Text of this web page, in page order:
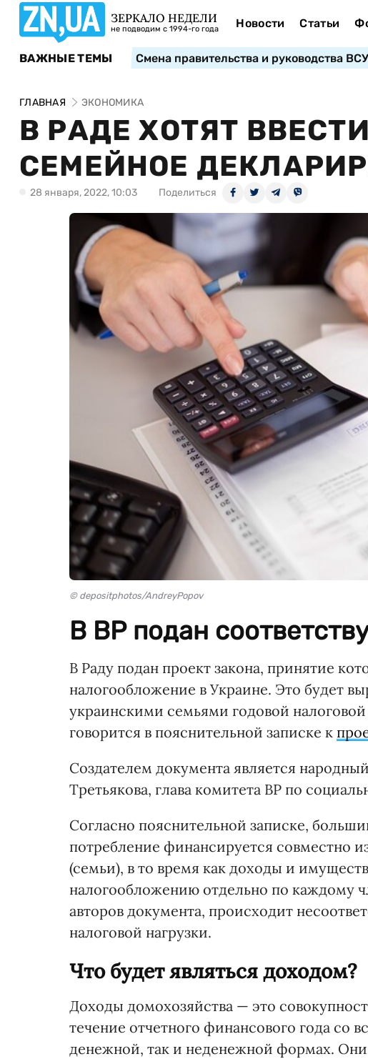
ЗЕРКАЛО НЕДЕЛИ
не подводим с 1994-го года Новости Статьи
ВАЖНЫЕ ТЕМЫ Смена правительства и руководства ВСУ
ГЛАВНАЯ ЭКОНОМИКА
В РАДЕ ХОТЯТ
СЕМЕЙНОЕ
28 января, 2022, 10:03 Поделиться
© depositphotos/AndreyPopov
В ВР подан
В Раду подан проект закона, принятие
налогообложение в Украине. Это будет
украинскими семьями годовой
говорится в пояснительной записке к
Создателем документа является
Третьякова, глава комитета ВР по
Согласно пояснительной записке,
потребление финансируется совместно
(семьи), в то время как доходы и
налогообложению отдельно по каждому
авторов документа, происходит
налоговой нагрузки.
Что будет являться доходом?
Доходы домохозяйства — это
течение отчетного финансового года со
денежной, так и неденежной формах. Они